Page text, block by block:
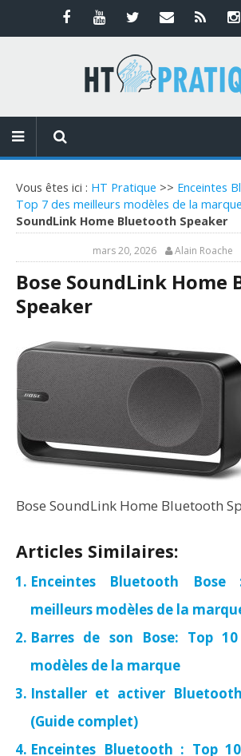
Vous êtes ici : HT Pratique >> Enceintes
Top 7 des meilleurs modèles de la marque
SoundLink Home Bluetooth Speaker
mars 20, 2026 Alain Roache
Bose SoundLink Home
Speaker
Bose SoundLink Home Bluetooth
Articles Similaires:
Enceintes Bluetooth
meilleurs modèles de la
Barres de son Bose: Top
modèles de la marque
Installer et activer
(Guide complet)
Enceintes Bluetooth : Top